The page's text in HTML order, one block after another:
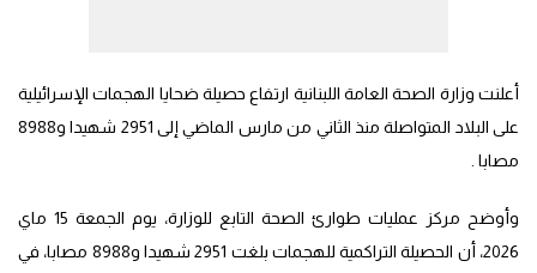
أعلنت وزارة الصحة العامة اللبنانية ارتفاع حصيلة ضحايا الهجمات الإسرائيلية
على البلاد المتواصلة منذ الثاني من مارس الماضي إلى 2951 شهيدا و8988
مصابا .
وأوضح مركز عمليات طوارئ الصحة التابع للوزارة، يوم الجمعة 15 ماي
2026، أن الحصيلة التراكمية للهجمات بلغت 2951 شهيدا و8988 مصابا، في